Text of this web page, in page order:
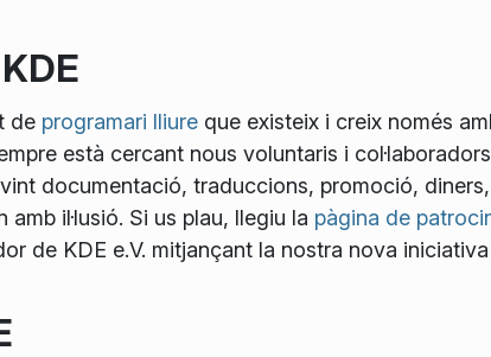
de programari lliureque existeix i creix només
està cercant nous voluntaris i
documentació, traduccions, promoció,
il·lusió. Si us plau, llegiu la pàgina de
de KDE e.V. mitjançant la nostra nova iniciativa